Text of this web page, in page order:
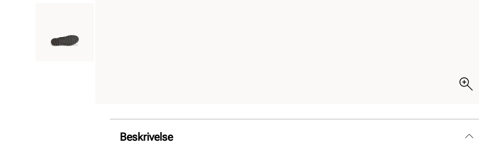
Beskrivelse